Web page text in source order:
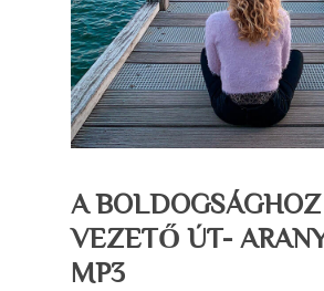
A BOLDOGSÁGHOZ
VEZETŐ ÚT-
MP3